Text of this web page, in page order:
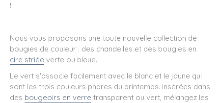
!
Nous vous proposons une toute nouvelle collection de
bougies de couleur : des chandelles et des bougies en
cire striée verte ou bleue.
Le vert s'associe facilement avec le blanc et le jaune qui
sont les trois couleurs phares du printemps. Insérées dans
des bougeoirs en verre transparent ou vert, mélangez les